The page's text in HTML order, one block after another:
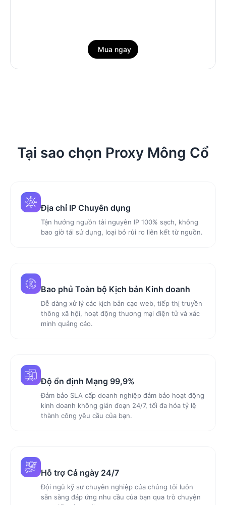
Mua ngay
Tại sao chọn Proxy Mông Cổ
Địa chỉ IP Chuyên dụng
Tận hưởng nguồn tài nguyên IP 100% sạch, không
bao giờ tái sử dụng, loại bỏ rủi ro liên kết từ nguồn.
Bao phủ Toàn bộ Kịch bản Kinh doanh
Dễ dàng xử lý các kịch bản cạo web, tiếp thị truyền
thông xã hội, hoạt động thương mại điện tử và xác
minh quảng cáo.
Độ ổn định Mạng 99,9%
Đảm bảo SLA cấp doanh nghiệp đảm bảo hoạt động
kinh doanh không gián đoạn 24/7, tối đa hóa tỷ lệ
thành công yêu cầu của bạn.
Hỗ trợ Cả ngày 24/7
Đội ngũ kỹ sư chuyên nghiệp của chúng tôi luôn
sẵn sàng đáp ứng nhu cầu của bạn qua trò chuyện